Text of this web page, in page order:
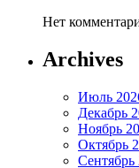
Нет
Archives
Июль
Декабрь
Ноябрь
Октябрь
Сентябрь